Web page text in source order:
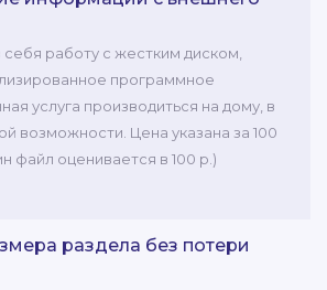
себя работу с жестким диском,
программное
услуга производиться на дому, в
возможности. Цена указана за 100
файл оценивается в 100 р.)
раздела без потери